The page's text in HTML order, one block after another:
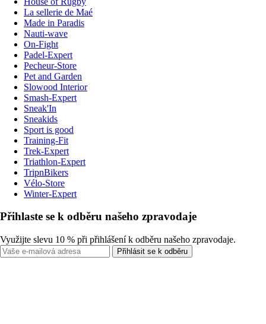
La sellerie de Maé
Made in Paradis
Nauti-wave
On-Fight
Padel-Expert
Pecheur-Store
Pet and Garden
Slowood Interior
Smash-Expert
Sneak'In
Sneakids
Sport is good
Training-Fit
Trek-Expert
Triathlon-Expert
TripnBikers
Vélo-Store
Winter-Expert
Přihlaste se k odběru našeho zpravodaje
Využijte slevu 10 % při přihlášení k odběru našeho zpravodaje.
Přihlásit se k odběru